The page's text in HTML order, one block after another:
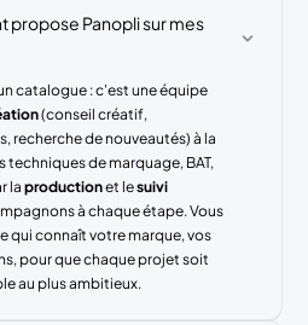
Panopli sur mes
catalogue : c'est une équipe
(conseil créatif,
recherche de nouveautés) à la
techniques de marquage, BAT,
laproductionet lesuivi
à chaque étape. Vous
qui connaît votre marque, vos
pour que chaque projet soit
au plus ambitieux.